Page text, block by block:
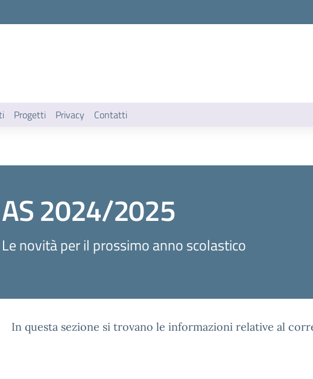
Progetti Privacy Contatti
AS 2024/2025
Le novità per il prossimo anno scolastico
In questa sezione si trovano le informazioni relative al